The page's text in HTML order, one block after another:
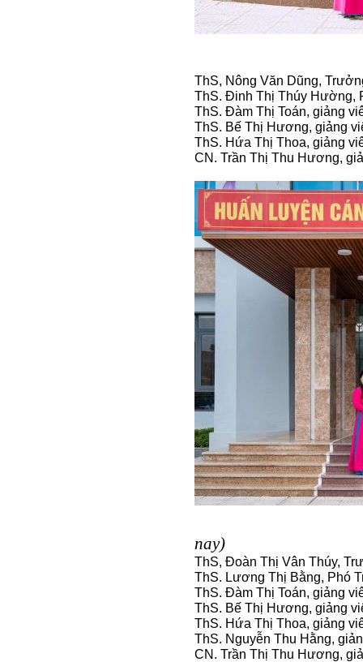
ThS, Nông Văn Dũng,
ThS. Đinh Thị Thúy Hường,
ThS. Đàm Thị Toán, giảng
ThS. Bế Thị Hương, giảng
ThS. Hứa Thị Thoa, giảng
CN. Trần Thị Thu Hương,
nay)
ThS, Đoàn Thị Vân Thúy,
ThS. Lương Thị Bằng, Phó
ThS. Đàm Thị Toán, giảng
ThS. Bế Thị Hương, giảng
ThS. Hứa Thị Thoa, giảng
ThS. Nguyễn Thu Hằng,
CN. Trần Thị Thu Hương,